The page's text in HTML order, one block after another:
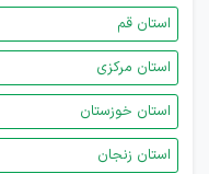
استان قم
استان مرکزی
استان خوزستان
استان زنجان